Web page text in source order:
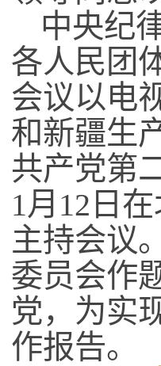
中央纪
各人民团
会议以电
和新疆生
共产党第
1月 12 日
主持会议。
委员会作
党，为实
作报告。